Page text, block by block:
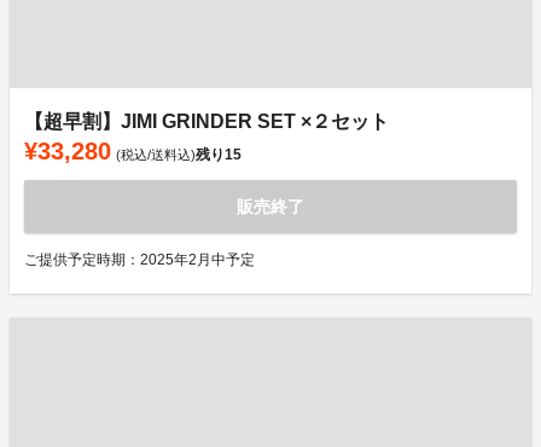
【超早割】JIMI GRINDER SET ×２セット
¥33,280 (税込/送料込)残り15
販売終了
ご提供予定時期：2025年2月中予定